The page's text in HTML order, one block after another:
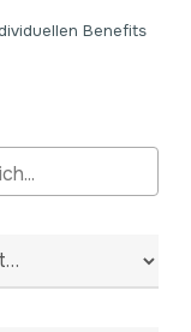
Benefits